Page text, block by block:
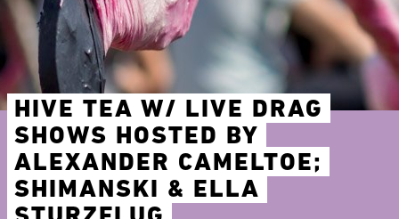
HIVE TEA W/ LIVE DRAG
SHOWS HOSTED BY
ALEXANDER CAMELTOE;
SHIMANSKI & ELLA